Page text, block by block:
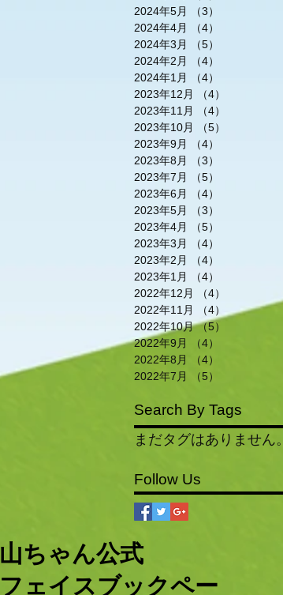
2024年5月
（3）
2024年4月
（4）
2024年3月
（5）
2024年2月
（4）
2024年1月
（4）
2023年12月
（4）
2023年11月
（4）
2023年10月
（5）
2023年9月
（4）
2023年8月
（3）
2023年7月
（5）
2023年6月
（4）
2023年5月
（3）
2023年4月
（5）
2023年3月
（4）
2023年2月
（4）
2023年1月
（4）
2022年12月
（4）
2022年11月
（4）
4件の記事
2022年10月 （5）
2022年9月
（4）
2022年8月
（4）
2022年7月
（5）
Search By Tags
まだタグはありません。
Follow Us
​山ちゃん公式
フェイスブックペー